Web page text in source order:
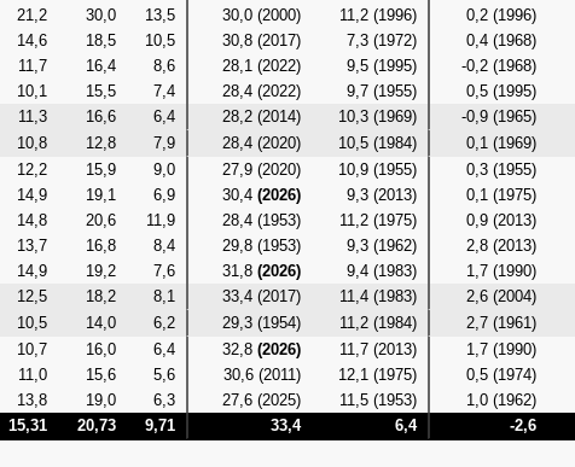
21,2 30,0 13,5 30,0 (2000) 11,2 (1996) 0,2 (1996)
14,6 18,5 10,5 30,8 (2017) 7,3 (1972) 0,4 (1968)
11,7 16,4 8,6 28,1 (2022) 9,5 (1995) -0,2 (1968)
10,1 15,5 7,4 28,4 (2022) 9,7 (1955) 0,5 (1995)
11,3 16,6 6,4 28,2 (2014) 10,3 (1969) -0,9 (1965)
10,8 12,8 7,9 28,4 (2020) 10,5 (1984) 0,1 (1969)
12,2 15,9 9,0 27,9 (2020) 10,9 (1955) 0,3 (1955)
14,9 19,1 6,9 30,4 (2026) 9,3 (2013) 0,1 (1975)
14,8 20,6 11,9 28,4 (1953) 11,2 (1975) 0,9 (2013)
13,7 16,8 8,4 29,8 (1953) 9,3 (1962) 2,8 (2013)
14,9 19,2 7,6 31,8 (2026) 9,4 (1983) 1,7 (1990)
12,5 18,2 8,1 33,4 (2017) 11,4 (1983) 2,6 (2004)
10,5 14,0 6,2 29,3 (1954) 11,2 (1984) 2,7 (1961)
10,7 16,0 6,4 32,8 (2026) 11,7 (2013) 1,7 (1990)
11,0 15,6 5,6 30,6 (2011) 12,1 (1975) 0,5 (1974)
13,8 19,0 6,3 27,6 (2025) 11,5 (1953) 1,0 (1962)
15,31 20,73 9,71 33,4 6,4 -2,6